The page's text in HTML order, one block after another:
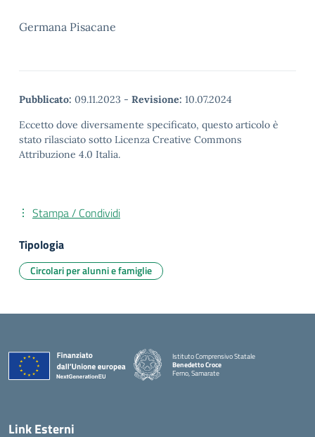
Germana Pisacane
Pubblicato: 09.11.2023 - Revisione: 10.07.2024
Eccetto dove diversamente specificato, questo articolo è
stato rilasciato sotto Licenza Creative Commons
Attribuzione 4.0 Italia.
Stampa / Condividi
Tipologia
Circolari per alunni e famiglie
Istituto Comprensivo Statale
Benedetto Croce
Ferno, Samarate
Link Esterni